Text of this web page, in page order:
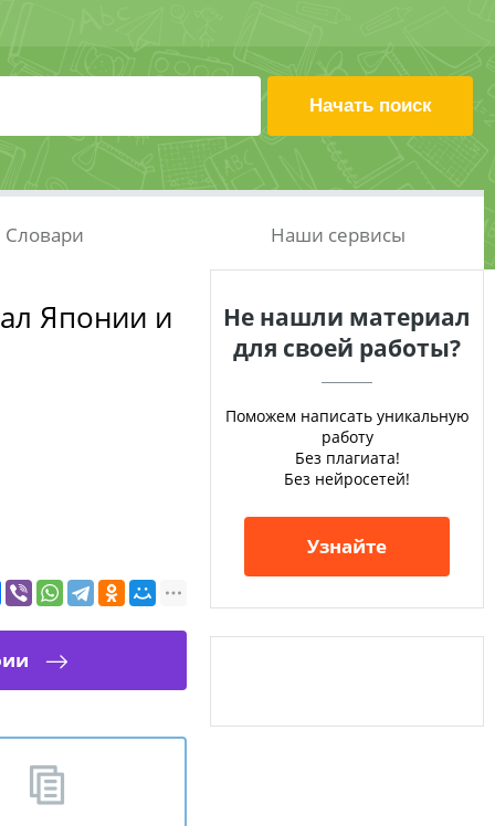
Словари Наши сервисы
Японии и
Не нашли материал
для своей работы?
Поможем написать уникальную
работу
Без плагиата!
Без нейросетей!
Узнайте